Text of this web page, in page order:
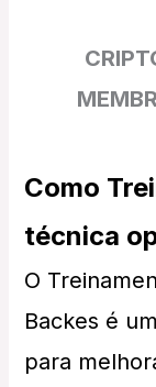
Como
técnica
O
Backes é
para